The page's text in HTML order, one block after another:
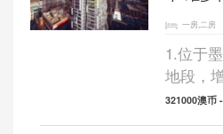
一房,二房
1.位于
地段，
报率高
仅2.8%
321000澳币